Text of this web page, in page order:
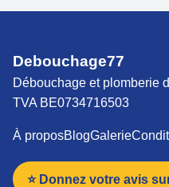
Debouchage77
Débouchage et plomberie
TVA BE0734716503
À proposBlogGalerie
⭐ Donnez votre avis